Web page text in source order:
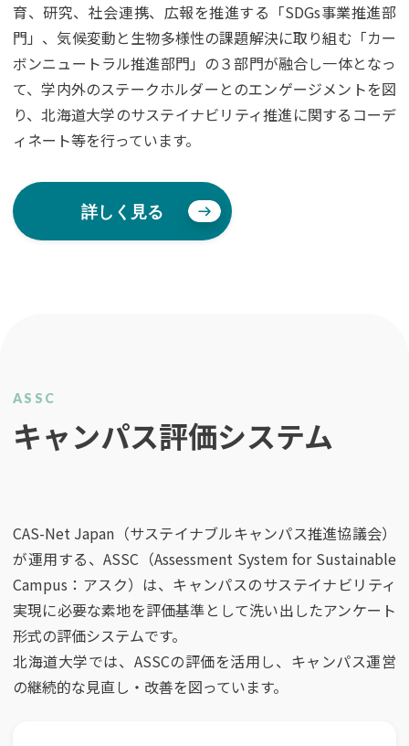
育、研究、社会連携、広報を推進する「SDGs事業推進部
門」、気候変動と生物多様性の課題解決に取り組む「カー
ボンニュートラル推進部門」の３部門が融合し一体となっ
て、学内外のステークホルダーとのエンゲージメントを図
り、北海道大学のサステイナビリティ推進に関するコーデ
ィネート等を行っています。
詳しく見る
ASSC
キャンパス評価システム
CAS-Net Japan（サステイナブルキャンパス推進協議会）
が運用する、ASSC（Assessment System for Sustainable
Campus：アスク）は、キャンパスのサステイナビリティ
実現に必要な素地を評価基準として洗い出したアンケート
形式の評価システムです。
北海道大学では、ASSCの評価を活用し、キャンパス運営
の継続的な見直し・改善を図っています。